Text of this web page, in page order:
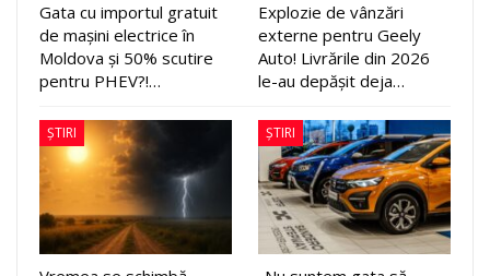
Gata cu importul gratuit
de mașini electrice în
Moldova și 50% scutire
pentru PHEV?!…
Explozie de vânzări
externe pentru Geely
Auto! Livrările din 2026
le-au depășit deja…
ȘTIRI ȘTIRI